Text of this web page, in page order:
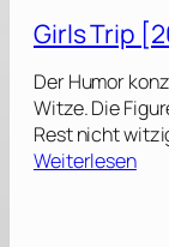
c
t
i
o
n
s
g
e
H
a
s
F
Girls Trip
Der Humor
Witze. Die
Rest nicht
Weiterlesen: